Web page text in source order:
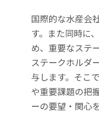
国際的な水産会
す。また同時に
め、重要なステ
ステークホルダ
与します。そこ
や重要課題の把
ーの要望・関心